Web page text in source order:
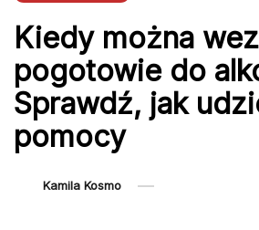
medycznego.
Kiedy można
pogotowie do
Sprawdź, jak
pomocy
Kamila Kosmo